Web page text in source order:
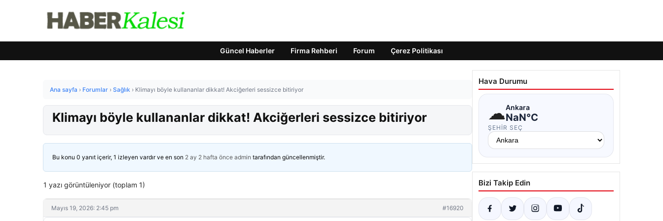
Güncel Haberler Firma Rehberi Forum Çerez Politikası
Ana sayfa › Forumlar › Sağlık › Klimayı böyle kullananlar dikkat! Akciğerleri sessizce bitiriyor
Klimayı böyle kullananlar dikkat! Akciğerleri sessizce bitiriyor
Bu konu 0 yanıt içerir, 1 izleyen vardır ve en son 2 ay 2 hafta önce admin tarafından güncellenmiştir.
1 yazı görüntüleniyor (toplam 1)
Mayıs 19, 2026: 2:45 pm #16920
Hava Durumu
☁Ankara
NaN°C
ŞEHIR SEÇ
Bizi Takip Edin